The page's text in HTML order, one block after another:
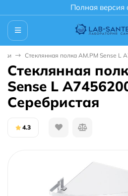
Полная версия
Стеклянная полка AM.PM Sense L
Стеклянная
Sense L
Серебристая
4.3